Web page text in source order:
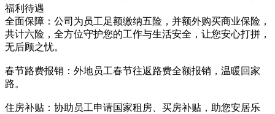
福利待遇
全面保障：公司为员工足额缴纳五险，并额外购买商业保险，
共计六险，全方位守护您的工作与生活安全，让您安心打拼，
无后顾之忧。
春节路费报销：外地员工春节往返路费全额报销，温暖回家
路。
住房补贴：协助员工申请国家租房、买房补贴，助您安居乐